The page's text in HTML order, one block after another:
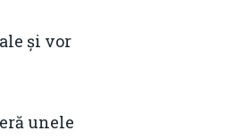
și vor
unele